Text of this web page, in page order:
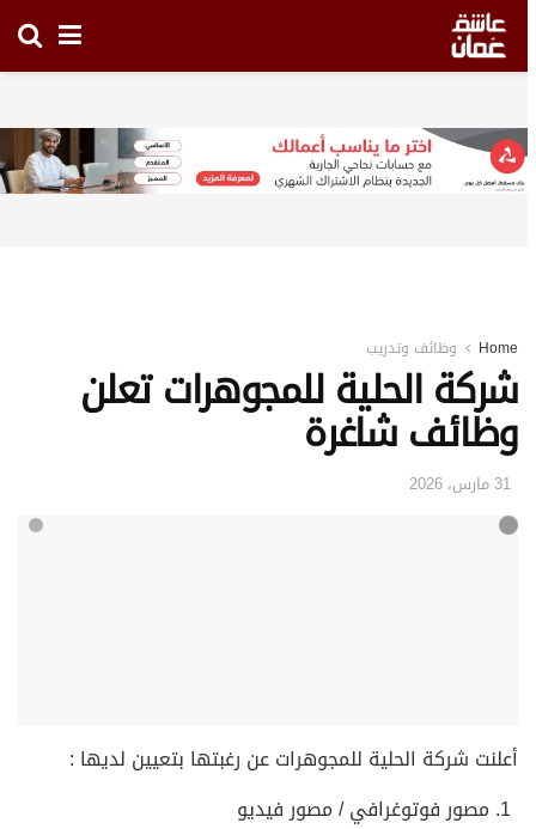
وظائف وتدريب
الحلية للمجوهرات تعلن
شاغرة
شركة الحلية للمجوهرات عن رغبتها بتعيين لديها :
مصور فوتوغرافي / مصور فيديو